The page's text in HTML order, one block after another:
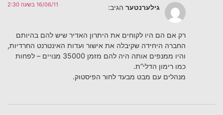
גילערנטער הגיב: 16/06/11 בשעה 2:30
רק אם הם היו לקוחים את היתרון האדיר שיש להם בהיותם
החברה היחידה שקיבלה את אישור ועדות האינטרנט החרדיות,
והיו ממנפים אותה היה להם מזמן 35000 מנויים – לפחות
כמו רימון הדלי”ת.
מנהלים עם מבט מבעד לחור הפיסטוק.